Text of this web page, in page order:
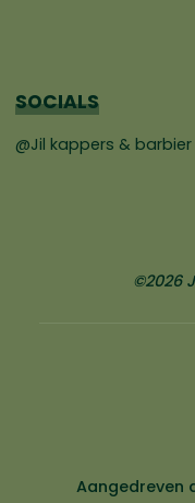
SOCIALS
@Jil kappers & barbier
©2026
Aangedreven